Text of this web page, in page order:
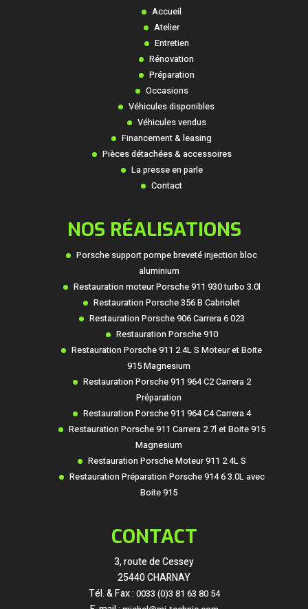
Accueil
Atelier
Entretien
Rénovation
Préparation
Occasions
Véhicules disponibles
Véhicules vendus
Financement & leasing
Pièces détachées & accessoires
La presse en parle
Contact
NOS RÉALISATIONS
Porsche support pompe breveté injection bloc
aluminium
Restauration moteur Porsche 911 930 turbo 3.0l
Restauration Porsche 356 B Cabriolet
Restauration Porsche 906 Carrera 6 023
Restauration Porsche 910
Restauration Porsche 911 2.4L S Moteur et Boite
915 Magnesium
Restauration Porsche 911 964 C2 Carrera 2
Préparation
Restauration Porsche 911 964 C4 Carrera 4
Restauration Porsche 911 Carrera 2.7l et Boite 915
Magnesium
Restauration Porsche Moteur 911 2.4L S
Restauration Préparation Porsche 914 6 3.0L avec
Boite 915
CONTACT
3, route de Cessey
25440 CHARNAY
Tél. & Fax : 0033 (0)3 81 63 80 54